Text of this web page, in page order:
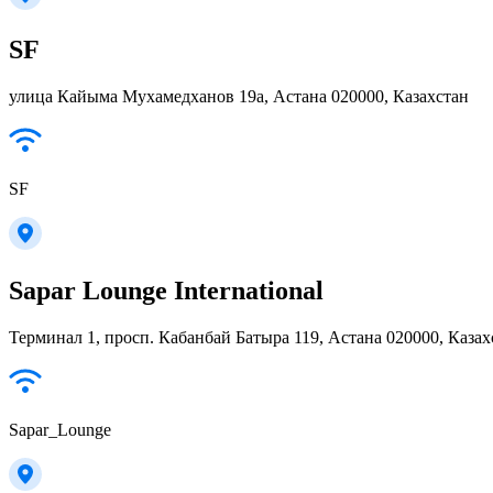
SF
улица Кайыма Мухамедханов 19а, Астана 020000, Казахстан
SF
Sapar Lounge International
Терминал 1, просп. Кабанбай Батыра 119, Астана 020000,
Sapar_Lounge